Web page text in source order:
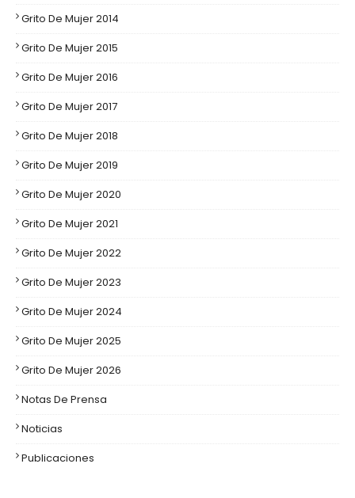
Grito De Mujer 2014
Grito De Mujer 2015
Grito De Mujer 2016
Grito De Mujer 2017
Grito De Mujer 2018
Grito De Mujer 2019
Grito De Mujer 2020
Grito De Mujer 2021
Grito De Mujer 2022
Grito De Mujer 2023
Grito De Mujer 2024
Grito De Mujer 2025
Grito De Mujer 2026
Notas De Prensa
Noticias
Publicaciones